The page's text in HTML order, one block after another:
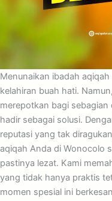
Menunaikan ibadah
kelahiran buah hati.
merepotkan bagi sebagian
hadir sebagai solusi.
reputasi yang tak
aqiqah Anda di Wonocolo
pastinya lezat. Kami
yang tidak hanya praktis
momen spesial ini